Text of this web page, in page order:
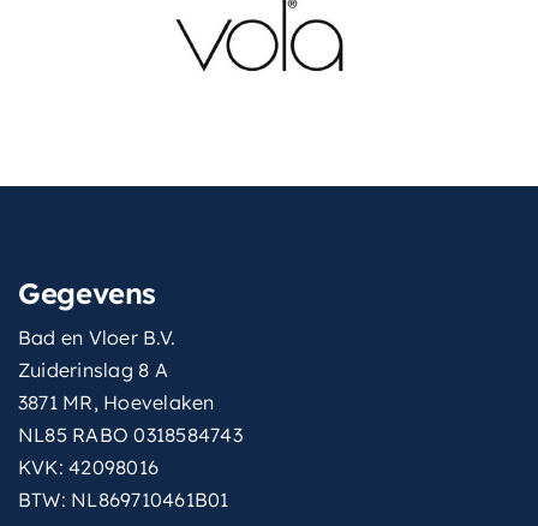
Gegevens
Bad en Vloer B.V.
Zuiderinslag 8 A
3871 MR, Hoevelaken
NL85 RABO 0318584743
KVK: 42098016
BTW: NL869710461B01